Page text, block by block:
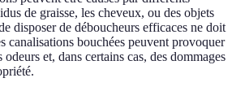
de graisse, les cheveux, ou des objets
disposer de déboucheurs efficaces ne doit
canalisations bouchées peuvent provoquer
odeurs et, dans certains cas, des dommages